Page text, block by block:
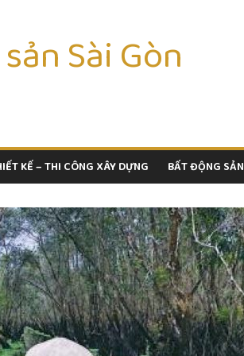
Sài Gòn
KẾ – THI CÔNG XÂY DỰNG BẤT ĐỘNG SẢN